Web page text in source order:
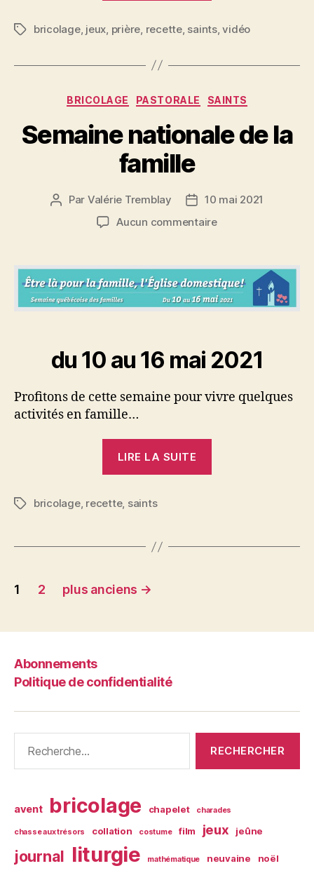
coeurs
Jésus
de
Marie
en
Étiquettes
bricolage, jeux, prière, recette, saints,vidéo
Catégories
BRICOLAGE PASTORALE SAINTS
Semaine nationale de la
famille
Auteur
Par Valérie Tremblay
Date
de
10 mai 2021
Aucun commentairesur
de
la
famille
du 10 au 16 mai 2021
Profitons de cette semaine pour vivre quelques
activités en famille…
LIRE LA SUITE
Étiquettes
bricolage, recette, saints
Pagination
publications
1 2 plus anciens →
Abonnements
Politique de confidentialité
avent bricolage chapelet charades
chasse aux trésors collation costume film jeux jeûne
journal liturgie mathématique neuvaine noël